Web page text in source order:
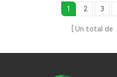
option, conception sans
ventilateur, contrôle APP à
distance, régulation
pic/vallée et O&M facile
électriques numériques.
1 2 3
Un total de